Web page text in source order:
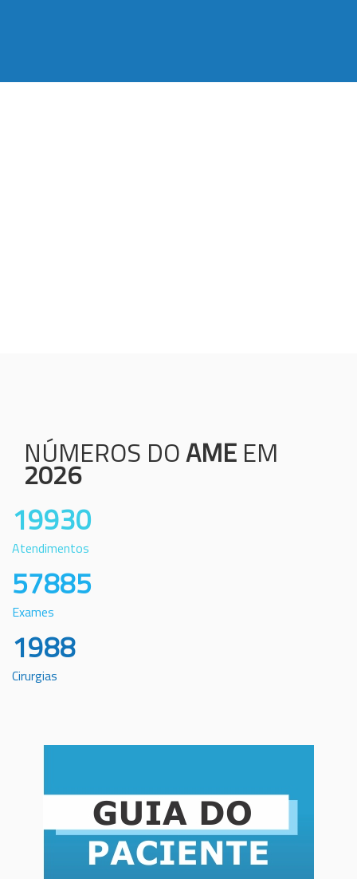
NÚMEROS DOAME EM
2026
19930
Atendimentos
57885
Exames
1988
Cirurgias